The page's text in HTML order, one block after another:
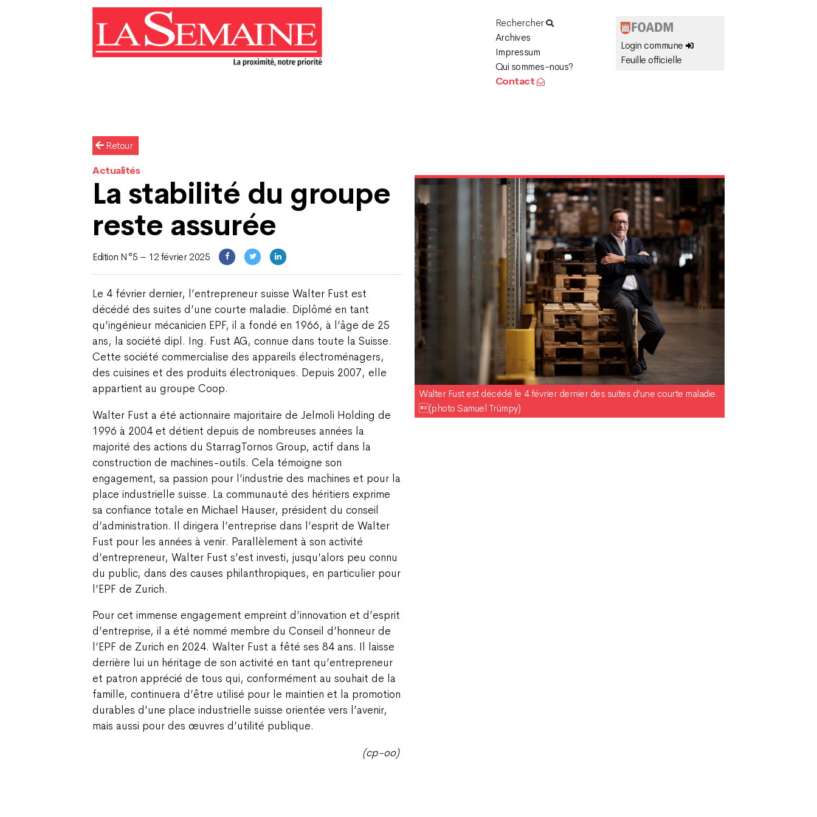
Rechercher
Archives
Impressum
Qui sommes-nous?
Contact
Login commune
Feuille officielle
Retour
Actualités
La stabilité du groupe
reste assurée
Edition N°5 – 12 février 2025
Le 4 février dernier, l’entrepreneur suisse Walter Fust est
décédé des suites d’une courte maladie. Diplômé en tant
qu’ingénieur mécanicien EPF, il a fondé en 1966, à l’âge de 25
ans, la société dipl. Ing. Fust AG, connue dans toute la Suisse.
Cette société commercialise des appareils électroménagers,
des cuisines et des produits électroniques. Depuis 2007, elle
appartient au groupe Coop.
Walter Fust a été actionnaire majoritaire de Jelmoli Holding de
1996 à 2004 et détient depuis de nombreuses années la
majorité des actions du StarragTornos Group, actif dans la
construction de machines-outils. Cela témoigne son
engagement, sa passion pour l’industrie des machines et pour la
place industrielle suisse. La communauté des héritiers exprime
sa confiance totale en Michael Hauser, président du conseil
d’administration. Il dirigera l’entreprise dans l’esprit de Walter
Fust pour les années à venir. Parallèlement à son activité
d’entrepreneur, Walter Fust s’est investi, jusqu’alors peu connu
du public, dans des causes philanthropiques, en particulier pour
l’EPF de Zurich.
Pour cet immense engagement empreint d’innovation et d’esprit
d’entreprise, il a été nommé membre du Conseil d’honneur de
l’EPF de Zurich en 2024. Walter Fust a fêté ses 84 ans. Il laisse
derrière lui un héritage de son activité en tant qu’entrepreneur
et patron apprécié de tous qui, conformément au souhait de la
famille, continuera d’être utilisé pour le maintien et la promotion
durables d’une place industrielle suisse orientée vers l’avenir,
mais aussi pour des œuvres d’utilité publique.
(cp-oo)
Walter Fust est décédé le 4 février dernier des suites d’une courte maladie.
(photo Samuel Trümpy)